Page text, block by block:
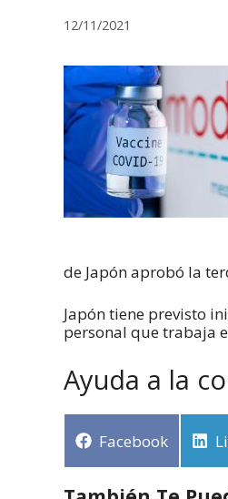
12/11/2021
de Japón aprobó la
Japón tiene previsto
personal que trabaja
Ayuda a la
Facebook